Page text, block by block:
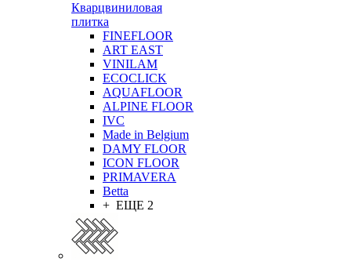
Кварцвиниловая
плитка
FINEFLOOR
ART EAST
VINILAM
ECOCLICK
AQUAFLOOR
ALPINE FLOOR
IVC
Made in Belgium
DAMY FLOOR
ICON FLOOR
PRIMAVERA
Betta
+ ЕЩЕ 2